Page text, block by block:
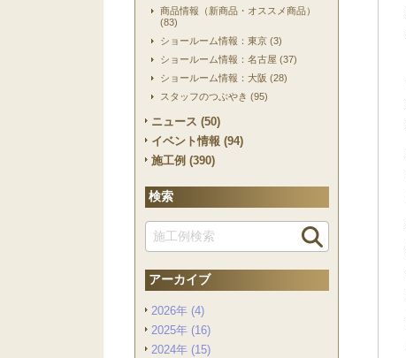
商品情報（新商品・オススメ商品）
(83)
ショールーム情報：東京 (3)
ショールーム情報：名古屋 (37)
ショールーム情報：大阪 (28)
スタッフのつぶやき (95)
ニュース (50)
イベント情報 (94)
施工例 (390)
検索
アーカイブ
2026年 (4)
2025年 (16)
2024年 (15)